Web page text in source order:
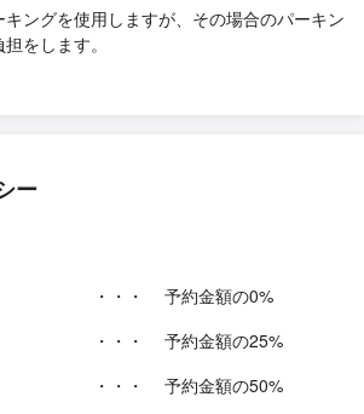
ングを使用しますが、その場合のパーキン
をします。
ー
・・・
予約金額の0%
・・・
予約金額の25%
・・・
予約金額の50%